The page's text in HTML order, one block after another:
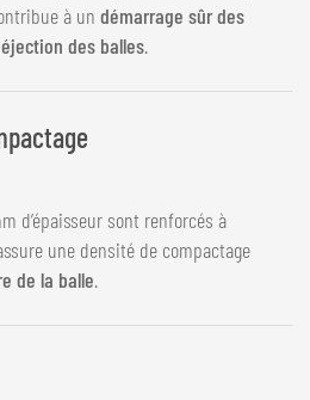
à un démarrage sûr des
des balles.
d’épaisseur sont renforcés à
une densité de compactage
de la balle.